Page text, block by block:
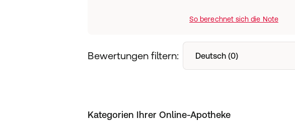
So berechnet sich die Note
Bewertungen filtern: Deutsch (0)
Kategorien Ihrer Online-Apotheke